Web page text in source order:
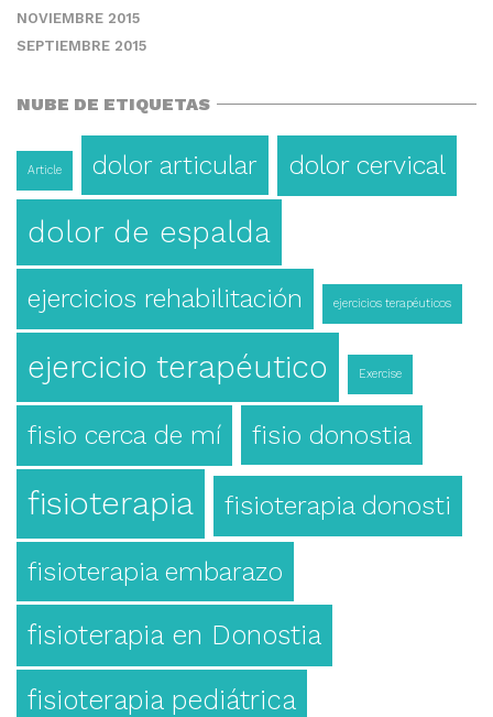
NOVIEMBRE 2015
SEPTIEMBRE 2015
NUBE DE ETIQUETAS
Article dolor articular dolor cervical
dolor de espalda
ejercicios rehabilitación ejercicios terapéuticos
ejercicio terapéutico Exercise
fisio cerca de mí fisio donostia
fisioterapia fisioterapia donosti
fisioterapia embarazo
fisioterapia en Donostia
fisioterapia pediátrica